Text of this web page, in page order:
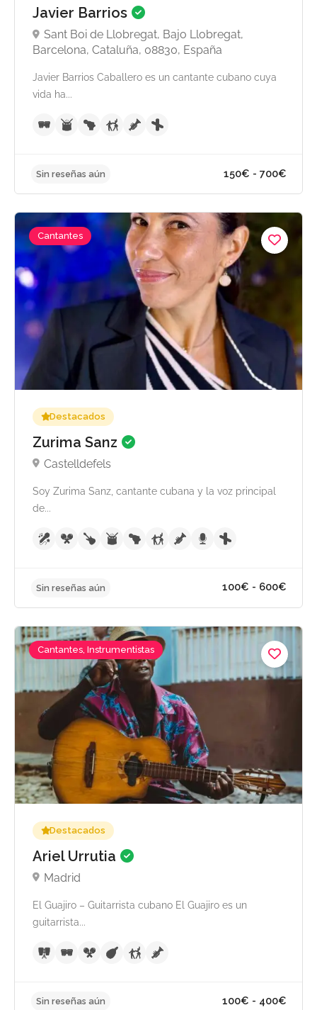
Javier Barrios
Sant Boi de Llobregat, Bajo Llobregat,
Barcelona, Cataluña, 08830, España
Javier Barrios Caballero es un cantante cubano cuya
vida ha...
Sin reseñas aún 150€ -
Cantantes
Destacados
Zurima Sanz
Castelldefels
Soy Zurima Sanz, cantante cubana y la voz principal
de...
Sin reseñas aún
Cantantes, Instrumentistas
Destacados
Ariel Urrutia
Madrid
El Guajiro – Guitarrista cubano El Guajiro es un
guitarrista...